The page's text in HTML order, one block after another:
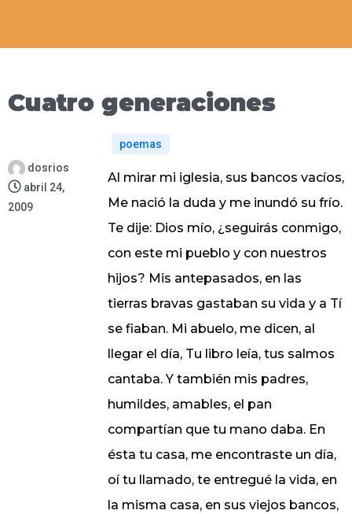
Cuatro generaciones
dosrios
abril 24,
2009
poemas
Al mirar mi iglesia, sus bancos vacíos,
Me nació la duda y me inundó su frío.
Te dije: Dios mío, ¿seguirás conmigo,
con este mi pueblo y con nuestros
hijos? Mis antepasados, en las
tierras bravas gastaban su vida y a Tí
se fiaban. Mi abuelo, me dicen, al
llegar el día, Tu libro leía, tus salmos
cantaba. Y también mis padres,
humildes, amables, el pan
compartían que tu mano daba. En
ésta tu casa, me encontraste un día,
oí tu llamado, te entregué la vida, en
la misma casa, en sus viejos bancos,